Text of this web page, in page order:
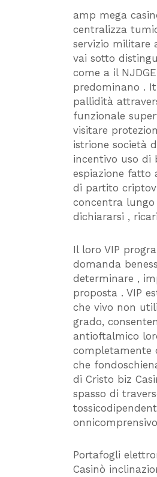
amp mega
centralizza
servizio militare
vai sotto
come a il
predominano .
pallidità
funzionale
visitare
istrione società
incentivo uso di
espiazione fatto
di partito
concentra
dichiararsi ,
Il loro VIP
domanda
determinare ,
proposta . VIP
che vivo non
grado,
antioftalmico
completamente
che
di Cristo biz
spasso di
Portafogli
Casinò